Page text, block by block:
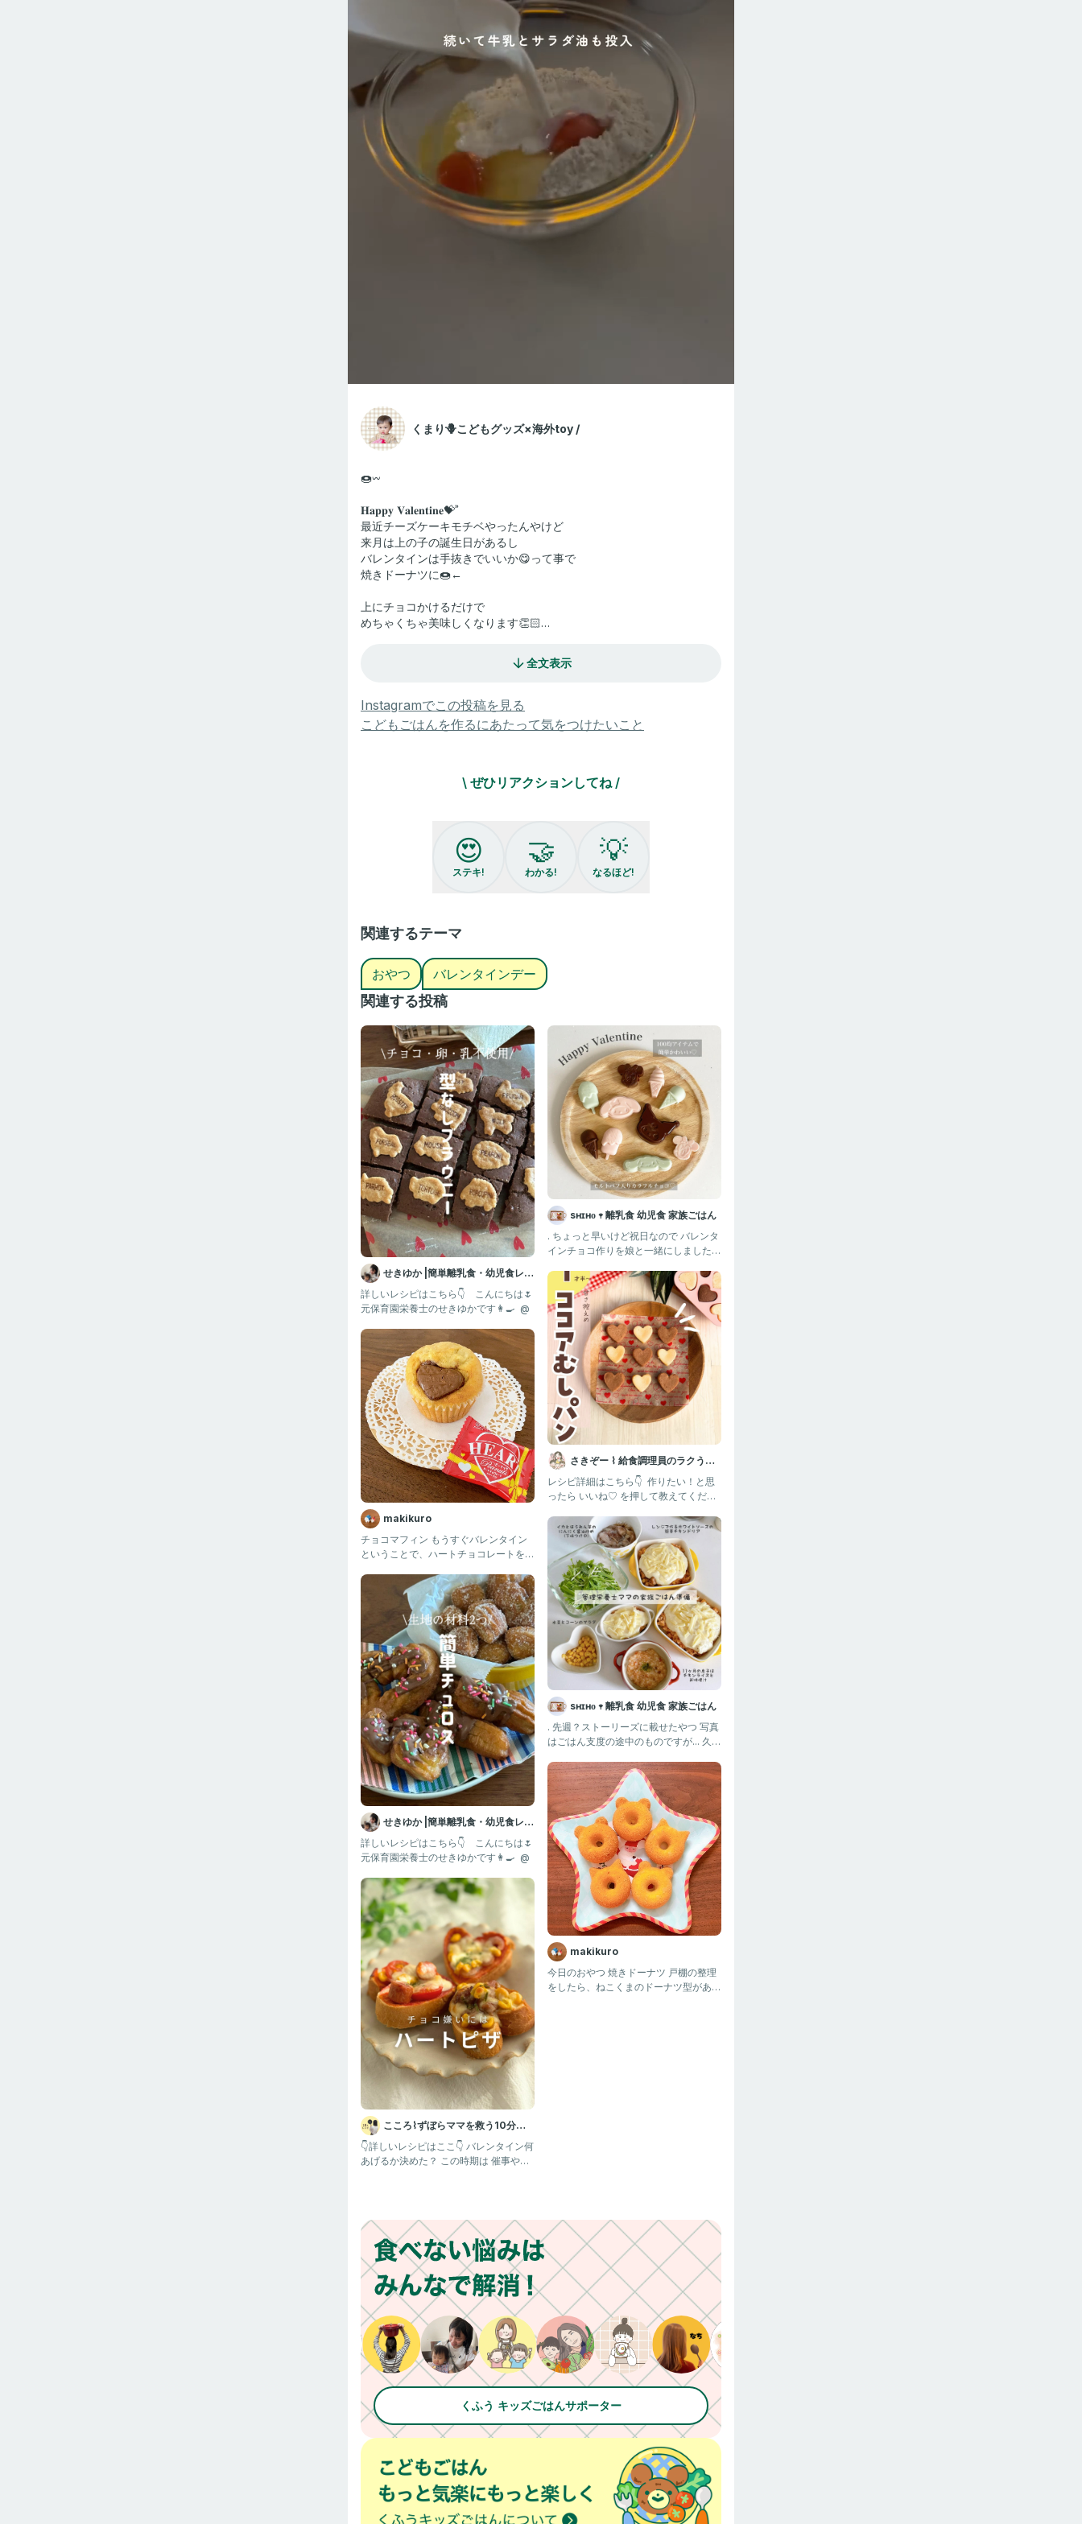
くまり🪻こどもグッズ×海外toy /
🍩𖥦
𝐇𝐚𝐩𝐩𝐲 𝐕𝐚𝐥𝐞𝐧𝐭𝐢𝐧𝐞💝ʾʾ
最近チーズケーキモチベやったんやけど
来月は上の子の誕生日があるし
バレンタインは手抜きでいいか😋って事で
焼きドーナツに🍩←
上にチョコかけるだけで
めちゃくちゃ美味しくなります👏🏻
普段は焼きドーナツのみで出したり
ワッフルプレートもあるからワッフル焼いたり
良かったら𝐫𝐨𝐨𝐦覗いてみてねꔛ❣️
全文表示
Instagramでこの投稿を見る
こどもごはんを作るにあたって気をつけたいこと
\ ぜひリアクションしてね /
😍
ステキ!
🤝
わかる!
💡
なるほど!
関連するテーマ
おやつ バレンタインデー
関連する投稿
せきゆか |簡単離乳食・幼児食レシ
ピ
詳しいレシピはこちら👇 ⁡ ⁡ ⁡ こんにちは🌷
元保育園栄養士のせきゆかです👩‍🍳 ⁡ @
makikuro
チョコマフィン もうすぐバレンタイン
ということで、ハートチョコレートを使
せきゆか |簡単離乳食・幼児食レシ
ピ
詳しいレシピはこちら👇 ⁡ ⁡ ⁡ こんにちは🌷
元保育園栄養士のせきゆかです👩‍🍳 ⁡ @
こころ⌇ずぼらママを救う10分レ
シピ😋
👇詳しいレシピはここ👇 バレンタイン何
あげるか決めた？ この時期は 催事やケ
sʜɪʜᴏ 𖥧 離乳食 幼児食 家族ごはん
. ちょっと早いけど祝日なので バレンタ
インチョコ作りを娘と一緒にしました
さきぞー ⌇ 給食調理員のラクうま
幼児食
レシピ詳細はこちら👇 ⁡ 作りたい！と思
ったら いいね♡ を押して教えてくださ
sʜɪʜᴏ 𖥧 離乳食 幼児食 家族ごはん
. 先週？ストーリーズに載せたやつ 写真
はごはん支度の途中のものですが... 久々
makikuro
今日のおやつ 焼きドーナツ 戸棚の整理
をしたら、ねこくまのドーナツ型があっ
くふう キッズごはんサポーター